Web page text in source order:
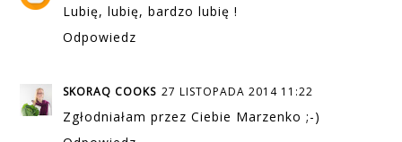
Lubię, lubię, bardzo lubię !
Odpowiedz
SKORAQ COOKS 27 LISTOPADA 2014 11:22
Zgłodniałam przez Ciebie Marzenko ;-)